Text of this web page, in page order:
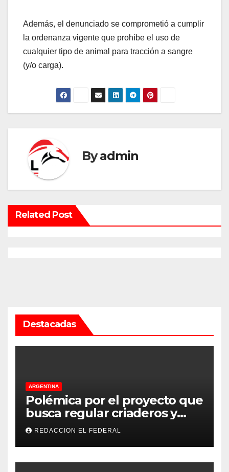
Además, el denunciado se comprometió a cumplir
la ordenanza vigente que prohíbe el uso de
cualquier tipo de animal para tracción a sangre
(y/o carga).
Byadmin
Related Post
Destacadas
ARGENTINA
Polémica por el proyecto que
busca regular criaderos y
refugios de perros y gatos:
denuncian excesos, mientras
proteccionistas reclaman
controles más duros
REDACCION EL FEDERAL